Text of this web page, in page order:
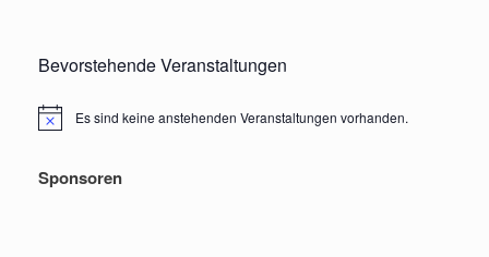
Bevorstehende Veranstaltungen
HinweisEs sind keine anstehenden Veranstaltungen vorhanden.
Sponsoren